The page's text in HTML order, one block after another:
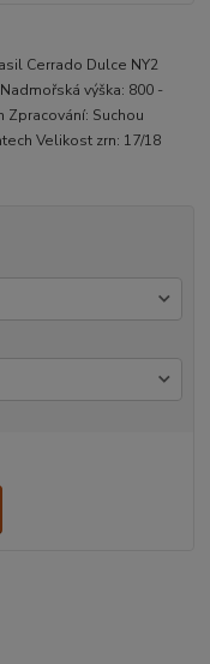
Cerrado Dulce NY2
výška: 800 -
Zpracování: Suchou
Velikost zrn: 17/18